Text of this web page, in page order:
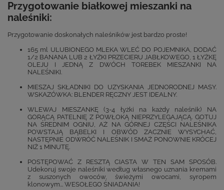
Przygotowanie białkowej mieszanki na
naleśniki:
Przygotowanie doskonałych naleśników jest bardzo proste!
165 ml ULUBIONEGO MLEKA WLEĆ DO POJEMNIKA, DODAĆ
1/2 BANANA LUB 2 ŁYŻKI PRZECIERU JABŁKOWEGO, 1 ŁYŻKĘ
OLEJU I JEDNĄ Z DWÓCH TOREBEK MIESZANKI NA
NALEŚNIKI.
MIESZAJ SKŁADNIKI DO UZYSKANIA JEDNORODNEJ MASY.
WSKAZÓWKA: BLENDER RĘCZNY JEST IDEALNY.
WLEWAJ MIESZANKĘ (3-4 łyżki na każdy naleśnik) NA
GORĄCĄ PATELNIĘ Z POWŁOKĄ NIEPRZYLEGAJĄCĄ. GOTUJ
NA ŚREDNIM OGNIU, AŻ NA GÓRNEJ CZĘŚCI NALEŚNIKA
POWSTAJĄ BĄBELKI I OBWÓD ZACZNIE WYSYCHAĆ,
NASTĘPNIE ODWRÓĆ NALEŚNIK I SMAŻ PONOWNIE KRÓCEJ
NIŻ 1 MINUTĘ.
POSTĘPOWAĆ Z RESZTĄ CIASTA W TEN SAM SPOSÓB.
Udekoruj swoje naleśniki według własnego uznania kremami
z suszonych owoców, świeżymi owocami, syropem
klonowym... WESOŁEGO ŚNIADANIA!